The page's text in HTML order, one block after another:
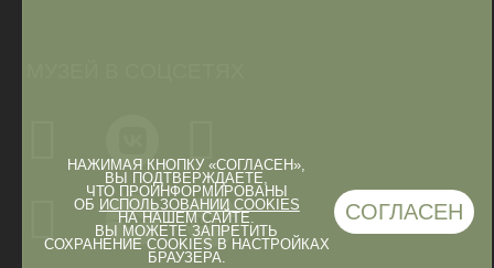
НАЖИМАЯ КНОПКУ «СОГЛАСЕН»,
ВЫ ПОДТВЕРЖДАЕТЕ,
ЧТО ПРОИНФОРМИРОВАНЫ
ОБ ИСПОЛЬЗОВАНИИ COOKIES
НА НАШЕМ САЙТЕ.
ВЫ МОЖЕТЕ ЗАПРЕТИТЬ
СОХРАНЕНИЕ COOKIES В НАСТРОЙКАХ
БРАУЗЕРА.
СОГЛАСЕН